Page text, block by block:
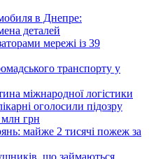
в Днепре:
деталей
мережі із 39
транспорту у
міжнародної логістики
оголосили підозру
грн
майже 2 тисячі пожеж за